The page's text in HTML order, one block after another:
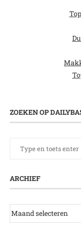
ZOEKEN OP
ARCHIEF